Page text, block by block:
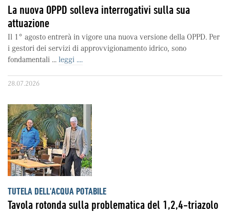
La nuova OPPD solleva interrogativi sulla sua
attuazione
Il 1° agosto entrerà in vigore una nuova versione della OPPD. Per
i gestori dei servizi di approvvigionamento idrico, sono
fondamentali ... leggi ....
28.07.2026
TUTELA DELL'ACQUA POTABILE
Tavola rotonda sulla problematica del 1,2,4-triazolo